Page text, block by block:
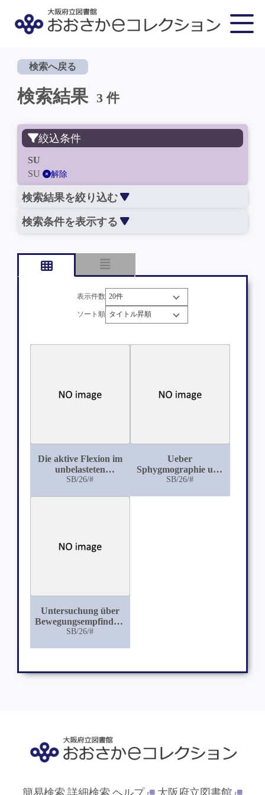
検索へ戻る
検索結果 3 件
絞込条件
SU
SU
解除
検索結果を絞り込む
検索条件を表示する
表示件数
ソート順
Die aktive Flexion im
unbelasteten
Kniegelenk
SB/26/#
Ueber
Sphygmographie und
ihre Anwendung beim
SB/26/#
Untersuchung über
Bewegungsempfindungen
beim Beugen des
SB/26/#